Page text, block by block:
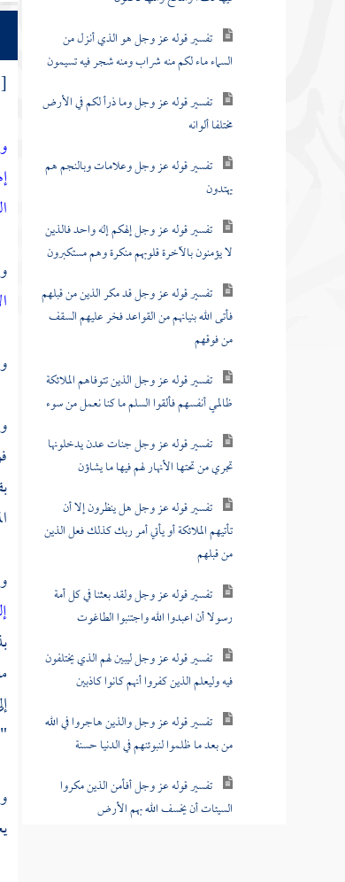
تفسير قوله عز وجل هو الذي أنزل من
السماء ماء لكم منه شراب ومنه شجر فيه تسيمون
تفسير قوله عز وجل وما ذرأ لكم في الأرض
مختلفا ألوانه
تفسير قوله عز وجل وعلامات وبالنجم هم
يهتدون
تفسير قوله عز وجل إلهكم إله واحد فالذين
لا يؤمنون بالآخرة قلوبهم منكرة وهم مستكبرون
تفسير قوله عز وجل قد مكر الذين من قبلهم
فأتى الله بنيانهم من القواعد فخر عليهم السقف
من فوقهم
تفسير قوله عز وجل الذين تتوفاهم الملائكة
ظالمي أنفسهم فألقوا السلم ما كنا نعمل من سوء
تفسير قوله عز وجل جنات عدن يدخلونها
تجري من تحتها الأنهار لهم فيها ما يشاؤن
تفسير قوله عز وجل هل ينظرون إلا أن
تأتيهم الملائكة أو يأتي أمر ربك كذلك فعل الذين
من قبلهم
تفسير قوله عز وجل ولقد بعثنا في كل أمة
رسولا أن اعبدوا الله واجتنبوا الطاغوت
تفسير قوله عز وجل ليبين لهم الذي يختلفون
فيه وليعلم الذين كفروا أنهم كانوا كاذبين
تفسير قوله عز وجل والذين هاجروا في الله
من بعد ما ظلموا لنبوئنهم في الدنيا حسنة
تفسير قوله عز وجل أفأمن الذين مكروا
السيئات أن يخسف الله بهم الأرض
[